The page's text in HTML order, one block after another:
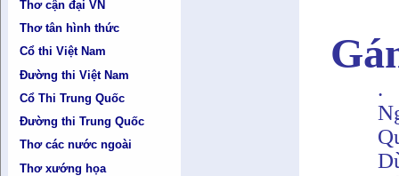
Thơ cận đại VN
Thơ tân hình thức
Cổ thi Việt Nam
Đường thi Việt Nam
Cổ Thi Trung Quốc
Đường thi Trung Quốc
Thơ các nước ngoài
Thơ xướng họa
.